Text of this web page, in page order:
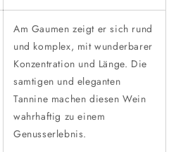
Am Gaumen zeigt er sich rund
und komplex, mit wunderbarer
Konzentration und Länge. Die
samtigen und eleganten
Tannine machen diesen Wein
wahrhaftig zu einem
Genusserlebnis.